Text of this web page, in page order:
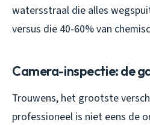
watersstraal die alles
versus die 40-60% van
Camera-inspectie: de
Trouwens, het grootste
professioneel is niet eens de